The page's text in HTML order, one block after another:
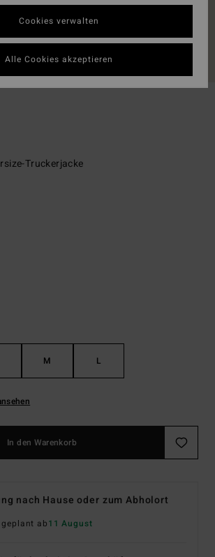
Truckerjacke
M L
In den Warenkorb
nach Hause oder zum Abholort
ab11 August
Cookies verwalten
Alle Cookies akzeptieren